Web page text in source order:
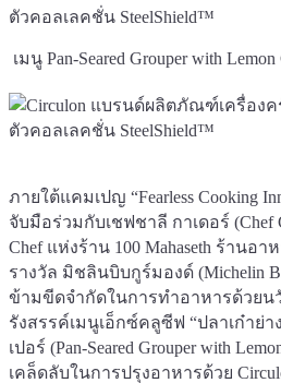
เมนู Pan-Seared Grouper with Lemon
ภายใต้แคมเปญ “Fearless Cooking
จับมือร่วมกับเชฟชาลี กาเดอร์ (Chef
Chef แห่งร้าน 100 Mahaseth ร้านอ
รางวัล มิชลินบิบกูร์มองด์ (Michelin
ข้ามขีดจำกัดในการทำอาหารด้วยน
รังสรรค์เมนูเอ็กซ์คลูซีฟ “ปลาเก๋าย่
เปอร์ (Pan-Seared Grouper with
เคล็ดลับในการปรุงอาหารด้วย